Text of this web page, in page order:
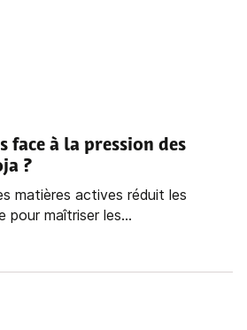
face à la pression des
?
matières actives réduit les
pour maîtriser les...